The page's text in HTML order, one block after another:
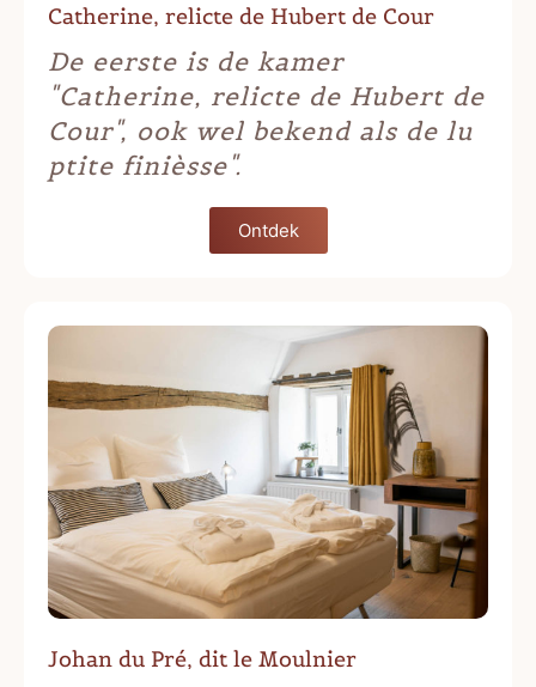
Catherine, relicte de Hubert de Cour
De eerste is de kamer
"Catherine, relicte de Hubert de
Cour", ook wel bekend als de lu
ptite finièsse".
Ontdek
Johan du Pré, dit le Moulnier